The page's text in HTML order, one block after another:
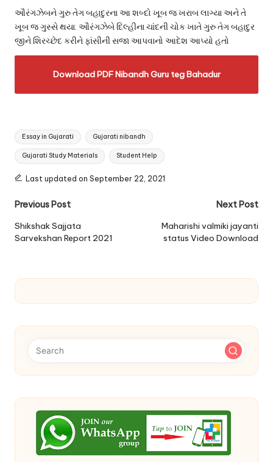
ઔરંગઝેબને ગુરુ તેગ બહાદુરના આ શબ્દો ખૂબ જ ખરાબ લાગ્યા અને તે
ખૂબ જ ગુસ્સે થયા. ઔરંગઝેબે દિલ્હીના ચાંદની ચોક ખાતે ગુરુ તેગ બહાદુર
જીને શિરચ્છેદ કરીને ફાંસીની સજા આપવાનો આદેશ આપ્યો હતો
Download PDFNibandhGuru teg Bahadur
Tags:
Essay in Gujarati Gujarati nibandh
Gujarati Study Materials Student Help
Last updated on September 22, 2021
Post
navigation
Previous Post
Shikshak Sajjata
Sarvekshan Report 2021
Next Post
Maharishi valmiki jayanti
status Video Download